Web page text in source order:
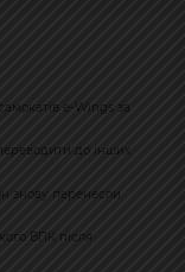
e-Wings за
до інших
знову перенесли
ВПК після